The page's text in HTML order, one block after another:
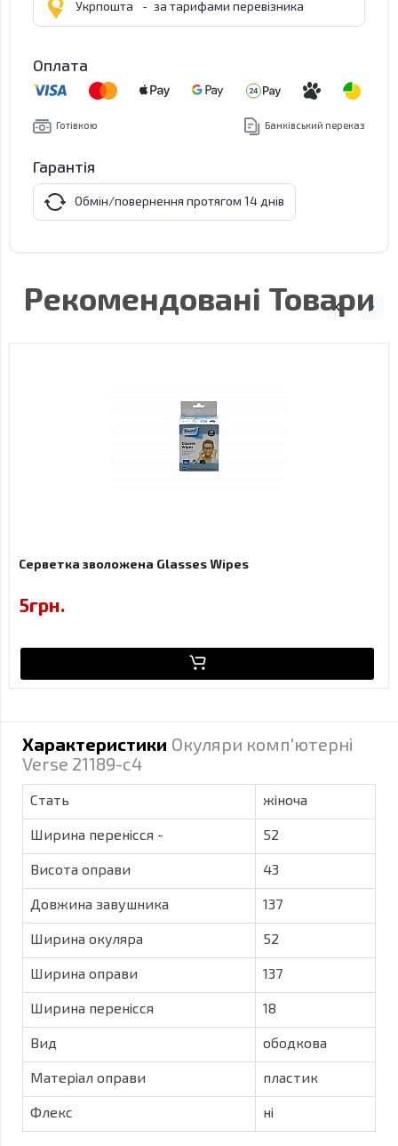
Укрпошта - за тарифами перевізника
Оплата
Готівкою Банківський переказ
Гарантія
Обмін/повернення протягом 14 днів
Рекомендовані Товари
Серветка зволожена Glasses Wipes
5грн.
Характеристики Окуляри комп'ютерні
Verse 21189-c4
Стать жіноча
Ширина перенісся - 52
Висота оправи 43
Довжина завушника 137
Ширина окуляра 52
Ширина оправи 137
Ширина перенісся 18
Вид ободкова
Матеріал оправи пластик
Флекс ні